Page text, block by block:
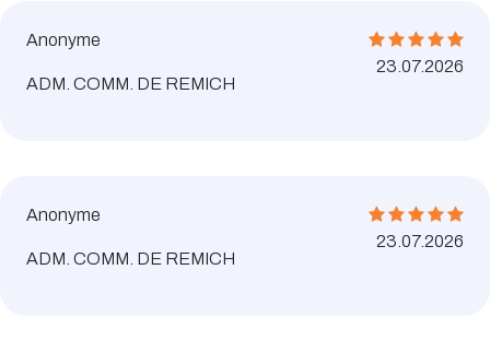
Anonyme
ADM. COMM. DE REMICH
23.07.2026
Anonyme
ADM. COMM. DE REMICH
23.07.2026